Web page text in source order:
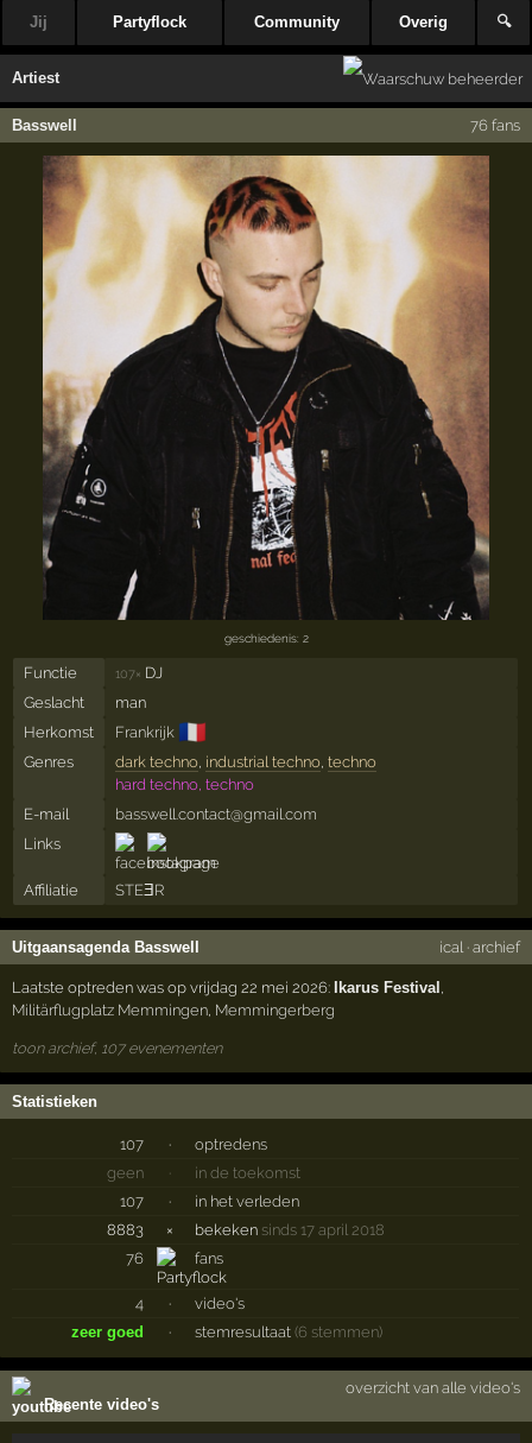
Jij Partyflock Community Overig 🔍
Artiest
Basswell 76 fans
geschiedenis: 2
Functie 107× DJ
Geslacht
man
Herkomst
Frankrijk 🇫🇷
Genres dark techno, industrial techno, techno
hard techno, techno
E-mail
basswell.contact@gmail.com
Links
Affiliatie STEƎR
Uitgaansagenda Basswell ical· archief
Laatste optreden was op vrijdag 22 mei 2026: Ikarus Festival ,
Militärflugplatz Memmingen, Memmingerberg
toon archief, 107 evenementen
Statistieken
107 ·
optredens
geen
·
in de toekomst
107
·
in het verleden
8883
× bekeken sinds 17 april 2018
76
fans
4 ·
video's
zeer goed
· stemresultaat (6 stemmen)
Recente video's
overzicht van alle video's